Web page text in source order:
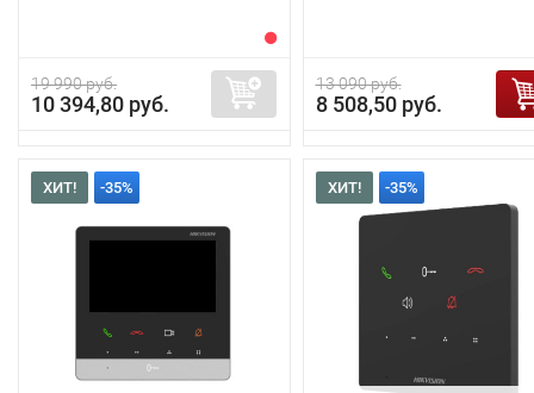
19 990 руб.
10 394,80 руб.
13 090 руб.
8 508,50 руб.
ХИТ! -35% ХИТ! -35%